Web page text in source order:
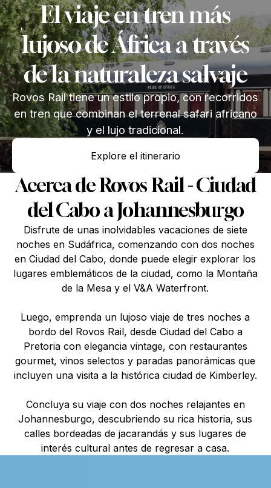
El viaje en tren más
lujoso de África a través
de la naturaleza salvaje
Rovos Rail tiene un estilo propio, con recorridos
en tren que combinan el terrenal safari africano
y el lujo tradicional.
Explore el itinerario
Explore el itinerario
Acerca de Rovos Rail - Ciudad
del Cabo a Johannesburgo
Disfrute de unas inolvidables vacaciones de siete
noches en Sudáfrica, comenzando con dos noches
en Ciudad del Cabo, donde puede elegir explorar los
lugares emblemáticos de la ciudad, como la Montaña
de la Mesa y el V&A Waterfront.
Luego, emprenda un lujoso viaje de tres noches a
bordo del Rovos Rail, desde Ciudad del Cabo a
Pretoria con elegancia vintage, con restaurantes
gourmet, vinos selectos y paradas panorámicas que
incluyen una visita a la histórica ciudad de Kimberley.
Concluya su viaje con dos noches relajantes en
Johannesburgo, descubriendo su rica historia, sus
calles bordeadas de jacarandás y sus lugares de
interés cultural antes de regresar a casa.